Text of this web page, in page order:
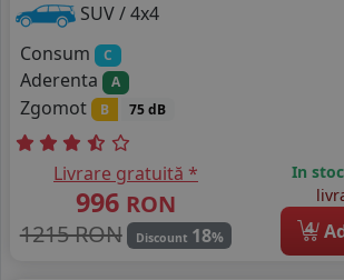
SUV / 4x4
Consum
C
Aderenta A
Zgomot B 75 dB
Livrare gratuită *
996 RON
1215 RON
Discount 18%
In
4